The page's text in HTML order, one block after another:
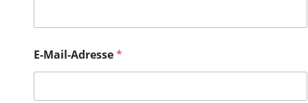
E-Mail-Adresse*